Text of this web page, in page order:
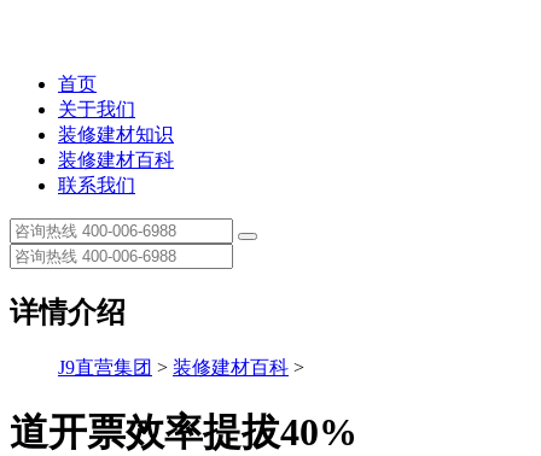
首页
关于我们
装修建材知识
装修建材百科
联系我们
详情介绍
J9直营集团 > 装修建材百科 >
道开票效率提拔40%